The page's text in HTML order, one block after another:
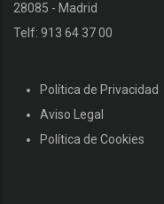
28085 - Madrid
Telf: 913 64 37 00
Política de Privacidad
Aviso Legal
Política de Cookies